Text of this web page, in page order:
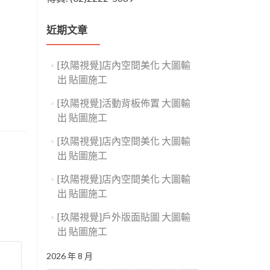
近期文章
[玖陽視覺]店內空間美化 大圖輸
出 貼圖施工
[玖陽視覺]活動背板佈置 大圖輸
出 貼圖施工
[玖陽視覺]店內空間美化 大圖輸
出 貼圖施工
[玖陽視覺]店內空間美化 大圖輸
出 貼圖施工
[玖陽視覺]戶外版面貼圖 大圖輸
出 貼圖施工
2026 年 8 月